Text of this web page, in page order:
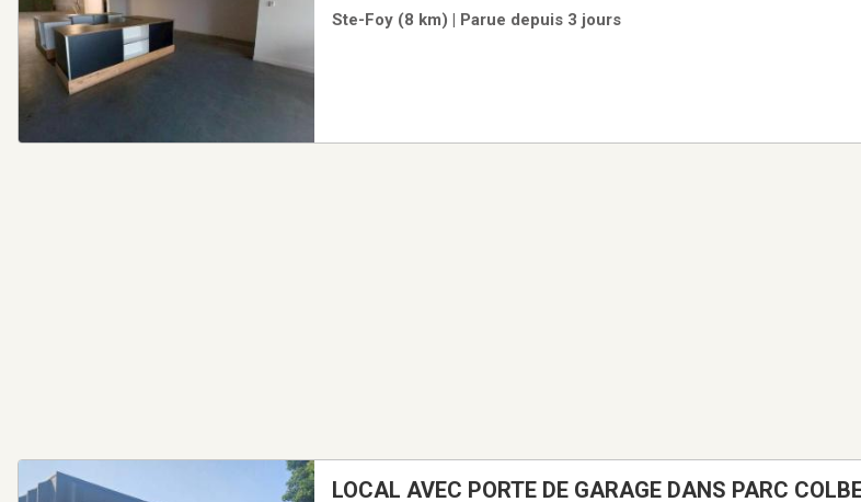
vente à l’avant, parfaite
Ste-Foy (8 km) | Parue depuis 3 jours
LOCAL AVEC PORTE DE GARAGE DANS PARC